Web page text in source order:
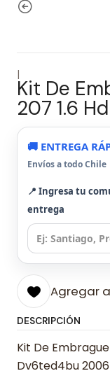
|
Kit De
207 1.6
🚚 ENTREGA
Envíos a todo Chile
📍 Ingresa tu
entrega
Agregar
DESCRIPCIÓN
Kit De
Dv6ted4bu